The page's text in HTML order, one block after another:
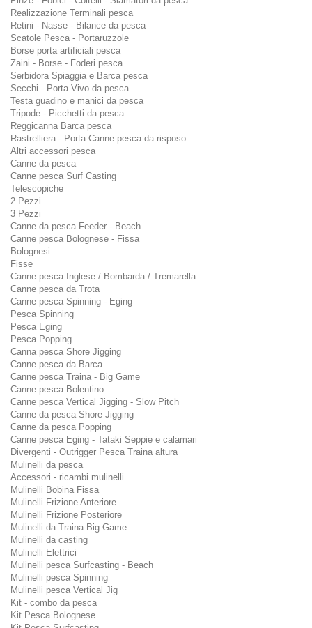
Realizzazione Terminali pesca
Retini - Nasse - Bilance da pesca
Scatole Pesca - Portaruzzole
Borse porta artificiali pesca
Zaini - Borse - Foderi pesca
Serbidora Spiaggia e Barca pesca
Secchi - Porta Vivo da pesca
Testa guadino e manici da pesca
Tripode - Picchetti da pesca
Reggicanna Barca pesca
Rastrelliera - Porta Canne pesca da risposo
Altri accessori pesca
Canne da pesca
Canne pesca Surf Casting
Telescopiche
2 Pezzi
3 Pezzi
Canne da pesca Feeder - Beach
Canne pesca Bolognese - Fissa
Bolognesi
Fisse
Canne pesca Inglese / Bombarda / Tremarella
Canne pesca da Trota
Canne pesca Spinning - Eging
Pesca Spinning
Pesca Eging
Pesca Popping
Canna pesca Shore Jigging
Canne pesca da Barca
Canne pesca Traina - Big Game
Canne pesca Bolentino
Canne pesca Vertical Jigging - Slow Pitch
Canne da pesca Shore Jigging
Canne da pesca Popping
Canne pesca Eging - Tataki Seppie e calamari
Divergenti - Outrigger Pesca Traina altura
Mulinelli da pesca
Accessori - ricambi mulinelli
Mulinelli Bobina Fissa
Mulinelli Frizione Anteriore
Mulinelli Frizione Posteriore
Mulinelli da Traina Big Game
Mulinelli da casting
Mulinelli Elettrici
Mulinelli pesca Surfcasting - Beach
Mulinelli pesca Spinning
Mulinelli pesca Vertical Jig
Kit - combo da pesca
Kit Pesca Bolognese